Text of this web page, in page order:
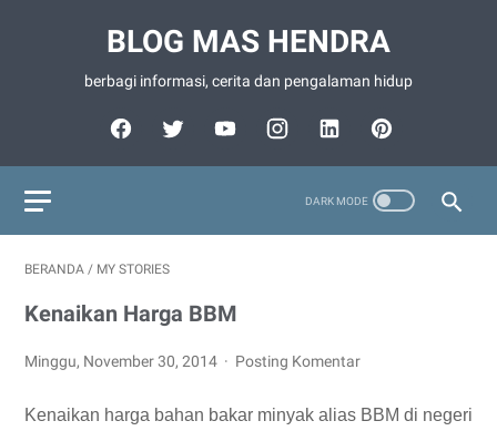
BLOG MAS HENDRA
berbagi informasi, cerita dan pengalaman hidup
BERANDA / MY STORIES
Kenaikan Harga BBM
Minggu, November 30, 2014 Posting Komentar
Kenaikan harga bahan bakar minyak alias BBM di negeri